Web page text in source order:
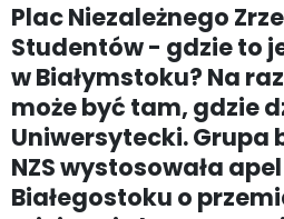
Plac Niezależnego
Studentów - gdzie to
w Białymstoku? Na
może być tam, gdzie
Uniwersytecki. Grupa
NZS wystosowała
Białegostoku o